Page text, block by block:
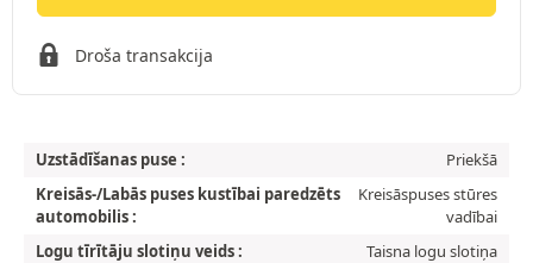
Droša transakcija
Uzstādīšanas puse :
Priekšā
Kreisās-/Labās puses kustībai paredzēts
automobilis :
Kreisāspuses stūres
vadībai
Logu tīrītāju slotiņu veids :
Taisna logu slotiņa